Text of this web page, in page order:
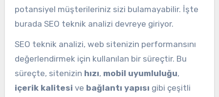
potansiyel müşterileriniz sizi bulamayabilir. İşte
burada SEO teknik analizi devreye giriyor.
SEO teknik analizi, web sitenizin performansını
değerlendirmek için kullanılan bir süreçtir. Bu
süreçte, sitenizin hızı, mobil uyumluluğu,
içerik kalitesi ve bağlantı yapısı gibi çeşitli